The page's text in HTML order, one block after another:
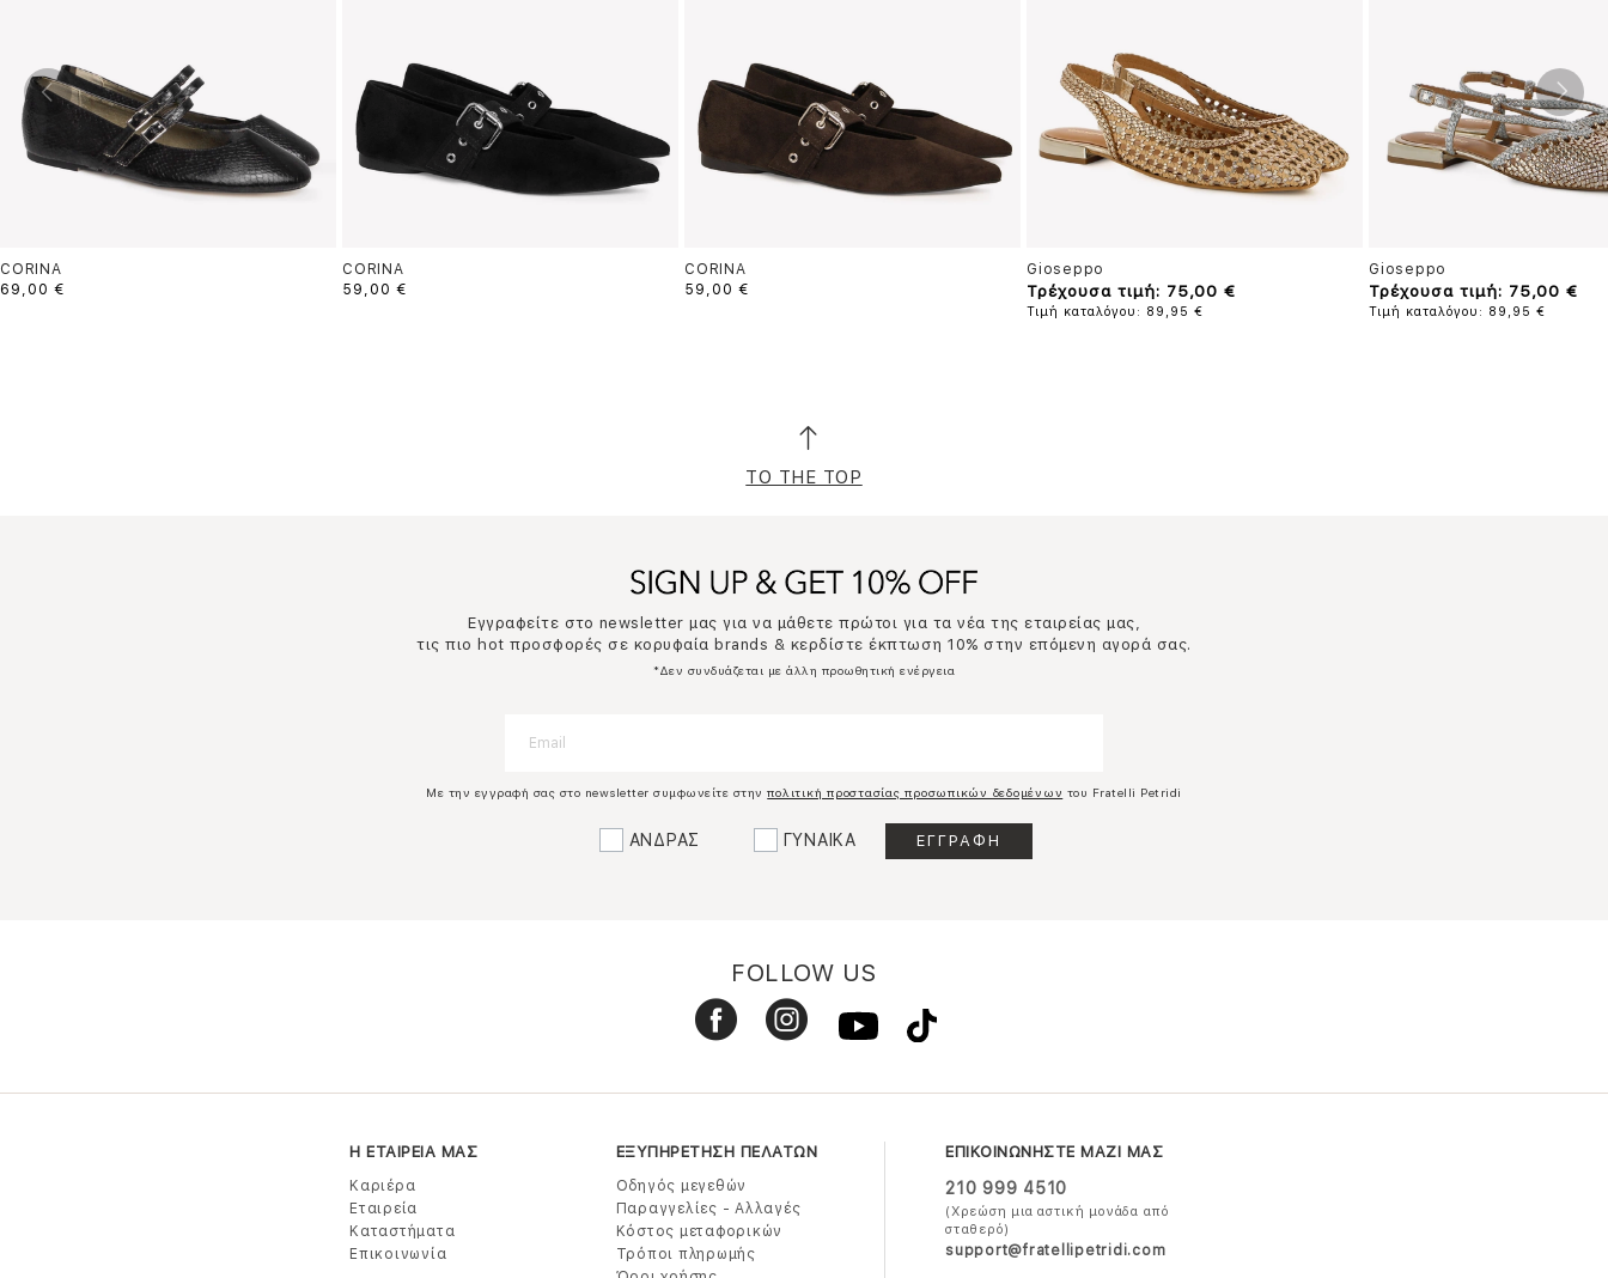
CORINA
69,00 €
CORINA
59,00 €
CORINA
59,00 €
Gioseppo
Τρέχουσα τιμή: 75,00 €
Τιμή καταλόγου: 89,95 €
Gioseppo
Τρέχουσα τιμή: 75,00 €
Τιμή καταλόγου: 89,95 €
TO THE TOP
Εγγραφείτε στο newsletter μας για να μάθετε πρώτοι για τα νέα της εταιρείας μας,
τις πιο hot προσφορές σε κορυφαία brands & κερδίστε έκπτωση 10% στην επόμενη αγορά σας.
*Δεν συνδυάζεται με άλλη προωθητική ενέργεια
Με την εγγραφή σας στο newsletter συμφωνείτε στηνπολιτική προστασίας προσωπικών δεδομένων του Fratelli Petridi
ΑΝΔΡΑΣ ΓΥΝΑΙΚΑ
FOLLOW US
Η ΕΤΑΙΡΕΙΑ ΜΑΣ
Καριέρα
Εταιρεία
Καταστήματα
Επικοινωνία
ΕΞΥΠΗΡΕΤΗΣΗ ΠΕΛΑΤΩΝ
Οδηγός μεγεθών
Παραγγελίες - Αλλαγές
Κόστος μεταφορικών
Τρόποι πληρωμής
ΕΠΙΚΟΙΝΩΝΗΣΤΕ ΜΑΖΙ ΜΑΣ
210 999 4510
(Χρεώση μια αστική μονάδα από
σταθερό)
support@fratellipetridi.com